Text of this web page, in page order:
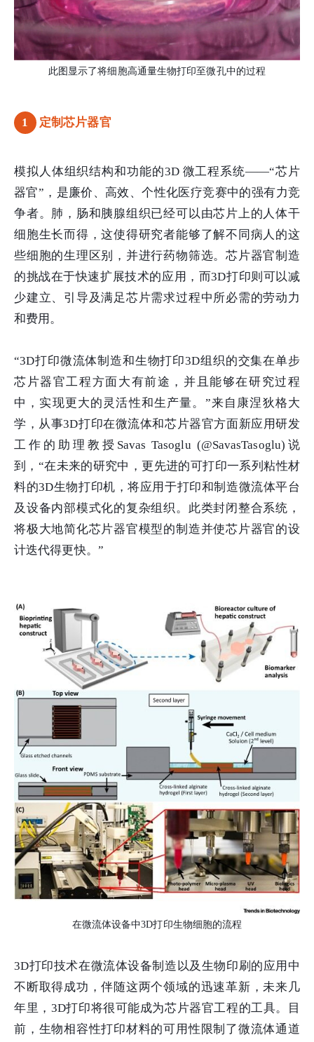
此图显示了将细胞高通量生物打印至微孔中的过程
1 定制芯片器官
模拟人体组织结构和功能的3D 微工程系统——“芯片
器官”，是廉价、高效、个性化医疗竞赛中的强有力竞
争者。肺，肠和胰腺组织已经可以由芯片上的人体干
细胞生长而得，这使得研究者能够了解不同病人的这
些细胞的生理区别，并进行药物筛选。芯片器官制造
的挑战在于快速扩展技术的应用，而3D打印则可以减
少建立、引导及满足芯片需求过程中所必需的劳动力
和费用。
“3D打印微流体制造和生物打印3D组织的交集在单步
芯片器官工程方面大有前途，并且能够在研究过程
中，实现更大的灵活性和生产量。”来自康涅狄格大
学，从事3D打印在微流体和芯片器官方面新应用研发
工作的助理教授Savas Tasoglu (@SavasTasoglu)说
到，“在未来的研究中，更先进的可打印一系列粘性材
料的3D生物打印机，将应用于打印和制造微流体平台
及设备内部模式化的复杂组织。此类封闭整合系统，
将极大地简化芯片器官模型的制造并使芯片器官的设
计迭代得更快。”
在微流体设备中3D打印生物细胞的流程
3D打印技术在微流体设备制造以及生物印刷的应用中
不断取得成功，伴随这两个领域的迅速革新，未来几
年里，3D打印将很可能成为芯片器官工程的工具。目
前，生物相容性打印材料的可用性限制了微流体通道